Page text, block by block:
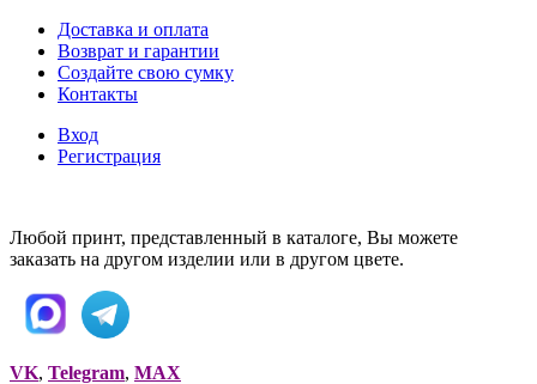
Доставка и оплата
Возврат и гарантии
Создайте свою сумку
Контакты
Вход
Регистрация
Любой принт, представленный в каталоге, Вы можете
заказать на другом изделии или в другом цвете.
VK, Telegram, MAX